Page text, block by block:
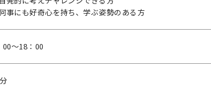
事にも好奇心を持ち、学ぶ姿勢のある方
00～18：00